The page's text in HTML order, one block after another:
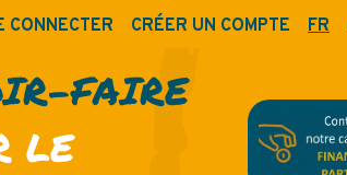
CONNECTER CRÉER UN COMPTE FR
FAIRE
LE